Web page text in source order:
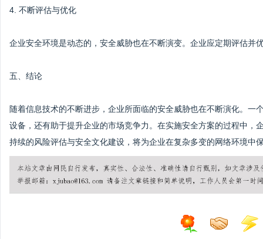
4. 不断评估与优化
企业安全环境是动态的，安全威胁也在不断演变。企业应定期评估并
五、结论
随着信息技术的不断进步，企业所面临的安全威胁也在不断演化。
设备，还有助于提升企业的市场竞争力。在实施安全方案的过程中，
持续的风险评估与安全文化建设，将为企业在复杂多变的网络环境中